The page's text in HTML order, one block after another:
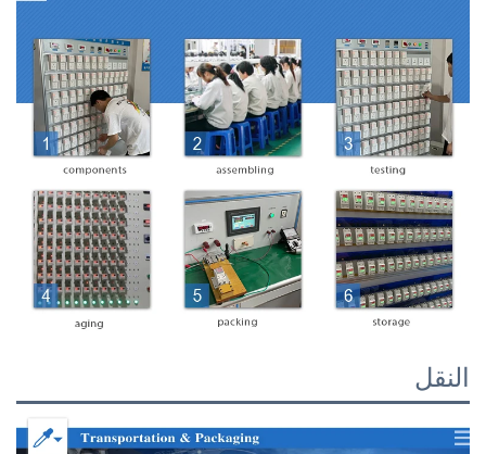
النقل